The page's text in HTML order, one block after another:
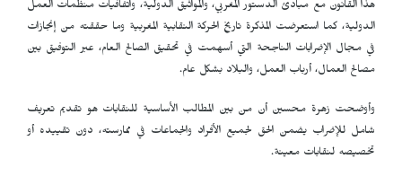
هذا القانون مع مبادئ الدستور المغربي، والمواثيق الدولية، واتفاقيات منظمات العمل
الدولية، كما استعرضت المذكرة تاريخ الحركة النقابية المغربية وما حققته من إنجازات
في مجال الإضرابات الناجحة التي أسهمت في تحقيق الصالح العام، عبر التوفيق بين
مصالح العمال، أرباب العمل، والبلاد بشكل عام.
وأوضحت زهرة محسين أن من بين المطالب الأساسية للنقابات هو تقديم تعريف
شامل للإضراب يضمن الحق لجميع الأفراد والجماعات في ممارسته، دون تقييده أو
تخصيصه لنقابات معينة.